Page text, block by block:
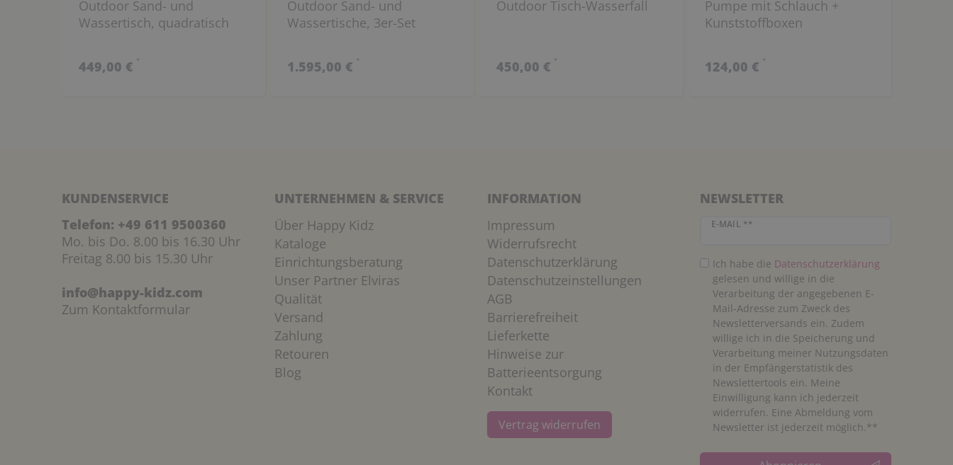
Outdoor Sand- und
Wassertisch, quadratisch
449,00 € *
Outdoor Sand- und
Wassertische, 3er-Set
1.595,00 € *
Outdoor Tisch-Wasserfall
450,00 € *
Pumpe mit Schlauch +
Kunststoffboxen
124,00 € *
KUNDENSERVICE
Telefon: +49 611 9500360
Mo. bis Do. 8.00 bis 16.30 Uhr
Freitag 8.00 bis 15.30 Uhr
info@happy-kidz.com
Zum Kontaktformular
UNTERNEHMEN & SERVICE
Über Happy Kidz
Kataloge
Einrichtungsberatung
Unser Partner Elviras
Qualität
Versand
Zahlung
Retouren
Blog
INFORMATION
Impressum
Widerrufsrecht
Datenschutzerklärung
Datenschutzeinstellungen
AGB
Barrierefreiheit
Lieferkette
Hinweise zur
Batterieentsorgung
Kontakt
Vertrag widerrufen
NEWSLETTER
E-MAIL **
Newsletter Honig
Ich habe die Daten­schutz­erklärung
gelesen und willige in die
Verarbeitung der angegebenen E-
Mail-Adresse zum Zweck des
Newsletterversands ein. Zudem
willige ich in die Speicherung und
Verarbeitung meiner Nutzungsdaten
in der Empfängerstatistik des
Newslettertools ein. Meine
Einwilligung kann ich jederzeit
widerrufen. Eine Abmeldung vom
Newsletter ist jederzeit möglich.**